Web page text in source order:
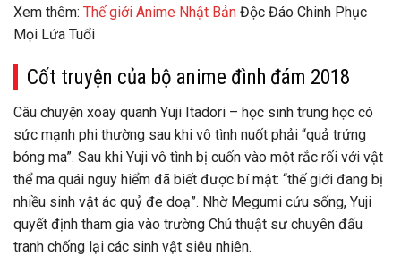
Xem thêm: Thế giới Anime Nhật Bản Độc Đáo Chinh Phục
Mọi Lứa Tuổi
Cốt truyện của bộ anime đình đám 2018
Câu chuyện xoay quanh Yuji Itadori – học sinh trung học có
sức mạnh phi thường sau khi vô tình nuốt phải “quả trứng
bóng ma”. Sau khi Yuji vô tình bị cuốn vào một rắc rối với vật
thể ma quái nguy hiểm đã biết được bí mật: “thế giới đang bị
nhiều sinh vật ác quỷ đe doạ”. Nhờ Megumi cứu sống, Yuji
quyết định tham gia vào trường Chú thuật sư chuyên đấu
tranh chống lại các sinh vật siêu nhiên.